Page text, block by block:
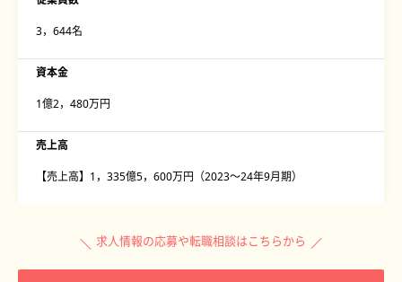
3，644名
資本金
1億2，480万円
売上高
【売上高】1，335億5，600万円（2023〜24年9月期）
求人情報の応募や転職相談はこちらから